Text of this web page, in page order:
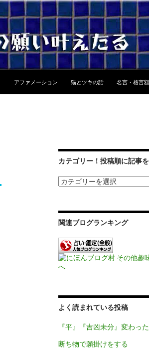
アファメーション 猫とツキの話 名言・格言額
カテゴリー！投稿順に記事
関連ブログランキング
よく読まれている投稿
『平』『吉凶未分』変わっ
断ち物で願掛けをする